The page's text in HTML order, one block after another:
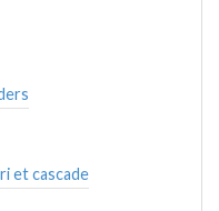
et cascade